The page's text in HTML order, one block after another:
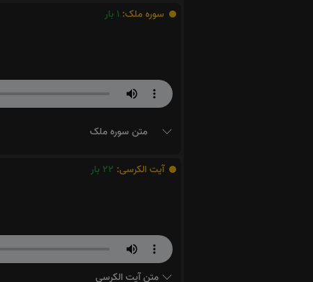
سوره ملک: 1 بار
متن سوره ملک
آیت الکرسی: 22 بار
متن آیت الکرسی